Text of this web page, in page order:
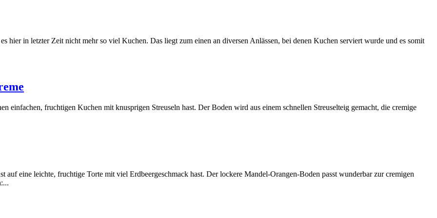
hier in letzter Zeit nicht mehr so viel Kuchen. Das liegt zum einen an diversen Anlässen, bei denen Kuchen serviert wurde und es somit
einfachen, fruchtigen Kuchen mit knusprigen Streuseln hast. Der Boden wird aus einem schnellen Streuselteig gemacht, die cremige
auf eine leichte, fruchtige Torte mit viel Erdbeergeschmack hast. Der lockere Mandel-Orangen-Boden passt wunderbar zur cremigen